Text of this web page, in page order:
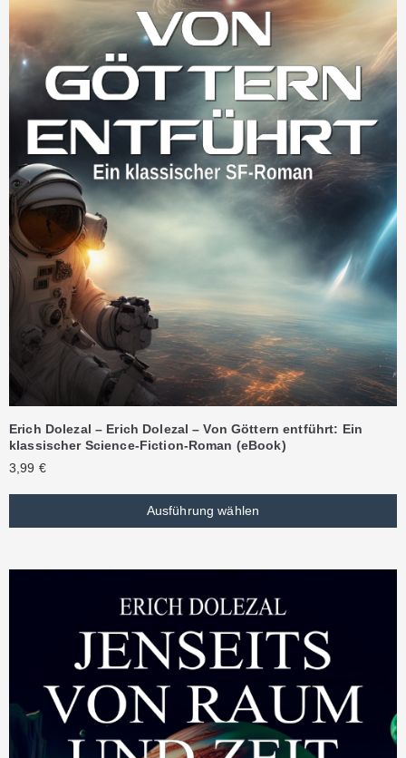
Erich Dolezal – Erich Dolezal – Von Göttern entführt: Ein
klassischer Science-Fiction-Roman (eBook)
3,99 €
Ausführung wählen